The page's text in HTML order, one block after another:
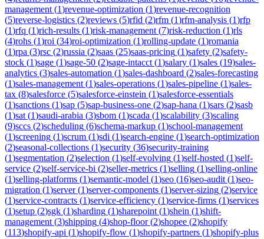
management (1)revenue-optimization (1)revenue-recognition
(5)reverse-logistics (2)reviews (5)rfid (2)rfm (1)rfm-analysis (1)rfp
(1)rfq (1)rich-results (1)risk-management (7)risk-reduction (1)rls
(4)rohs (1)roi (34)roi-optimization (1)rolling-update (1)romania
(1)rpa (3)rsc (2)russia (2)saas (25)saas-pricing (1)safety (2)safety-
stock (1)sage (1)sage-50 (2)sage-intacct (1)salary (1)sales (19)sales-
analytics (3)sales-automation (1)sales-dashboard (2)sales-forecasting
(1)sales-management (1)sales-operations (1)sales-pipeline (1)sales-
tax (8)salesforce (5)salesforce-einstein (1)salesforce-essentials
(1)sanctions (1)sap (5)sap-business-one (2)sap-hana (1)sars (2)sasb
(1)sat (1)saudi-arabia (3)sbom (1)scada (1)scalability (3)scaling
(9)sccs (2)scheduling (6)schema-markup (1)school-management
(1)screening (1)scrum (1)sdi (1)search-engine (1)search-optimization
(2)seasonal-collections (1)security (36)security-training
(1)segmentation (2)selection (1)self-evolving (1)self-hosted (1)self-
service (2)self-service-bi (2)seller-metrics (1)selling (1)selling-online
(1)selling-platforms (1)semantic-model (1)seo (16)seo-audit (1)seo-
migration (1)server(1)server-components (1)server-sizing (2)service
(1)service-contracts (1)service-efficiency (1)service-firms (1)services
(1)setup (2)sgk (1)sharding (1)sharepoint (1)shein (1)shift-
management (3)shipping (4)shop-floor(2)shopee (2)shopify
(113)shopify-api (1)shopify-flow (1)shopify-partners (1)shopify-plus